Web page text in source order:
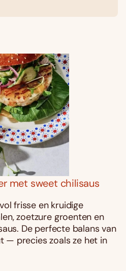
met sweet chilisaus
frisse en kruidige
zoetzure groenten en
De perfecte balans van
— precies zoals ze het in